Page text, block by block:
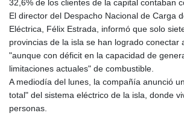
32,6% de los clientes de la capital contaban
El director del Despacho Nacional de Carga
Eléctrica, Félix Estrada, informó que solo
provincias de la isla se han logrado conectar
"aunque con déficit en la capacidad de
limitaciones actuales" de combustible.
A mediodía del lunes, la compañía anunció
total" del sistema eléctrico de la isla, donde
personas.